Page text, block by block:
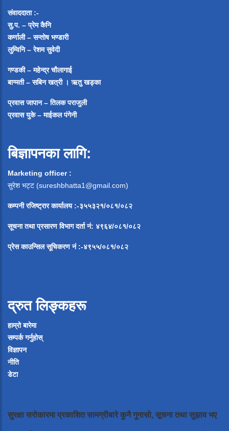
संवाददाता :-
सु.प. – प्रेम कैनि
कर्णाली – सन्तोष भण्डारी
लुम्विनि – रेशम सुवेदी
गण्डकी – महेन्द्र चौलागाई
बाग्मती – सबिन खत्री ।ऋतु खड्का
प्रवास जापान – तिलक पराजुली
प्रवास युके – माईकल पंगेनी
बिज्ञापनका लागि:
Marketing officer :
सुरेश भट्ट (sureshbhatta1@gmail.com)
कम्पनी रजिष्ट्रार कार्यालय :-३५५३२१/०८१/०८२
सूचना तथा प्रसारण विभाग दर्ता नं: ४९६४/०८१/०८२
प्रेस काउन्सिल सूचिकरण नं:-४९५५/०८१/०८२
द्रुत लिङ्कहरू
हाम्रो बारेमा
सम्पर्क गर्नुहोस्
विज्ञापन
नीति
डेटा
सुरक्षा सरोकारमा प्रकाशित सामग्रीबारे कुनै गुनासो, सूचना तथा सुझाव भए